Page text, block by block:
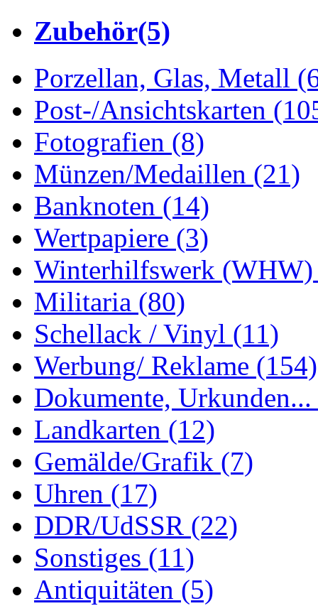
Zubehör(5)
Porzellan, Glas, Metall
Post-/Ansichtskarten
Fotografien (8)
Münzen/Medaillen (21)
Banknoten (14)
Wertpapiere (3)
Winterhilfswerk
Militaria (80)
Schellack / Vinyl (11)
Werbung/ Reklame (154)
Dokumente, Urkunden...
Landkarten (12)
Gemälde/Grafik (7)
Uhren (17)
DDR/UdSSR (22)
Sonstiges (11)
Antiquitäten (5)